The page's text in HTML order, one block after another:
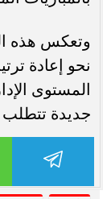
وتعكس هذه
نحو إعادة
المستوى
جديدة تتطلب